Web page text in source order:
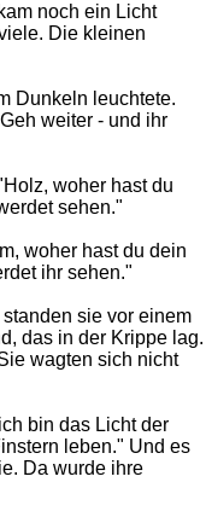
noch ein Licht
Die kleinen
Dunkeln leuchtete.
weiter - und ihr
woher hast du
sehen."
woher hast du dein
ihr sehen."
sie vor einem
das in der Krippe lag.
wagten sich nicht
bin das Licht der
leben." Und es
Da wurde ihre